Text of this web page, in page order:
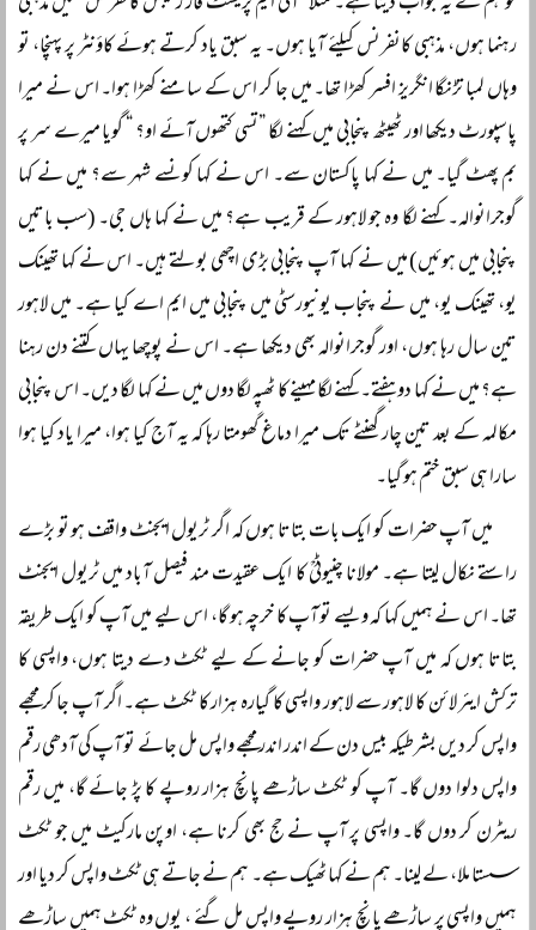
رہنما ہوں، مذہبی کانفرنس کیلئے آیا ہوں۔ یہ سبق یاد کرتے ہوئے کاؤنٹر پر پہنچا، تو
وہاں لمبا تڑنگا انگریز افسر کھڑا تھا۔ میں جا کر اس کے سامنے کھڑا ہوا۔ اس نے میرا
پاسپورٹ دیکھا اور ٹھیٹھ پنجابی میں کہنے لگا ”تسی کتھوں آئے او؟ “ گویا میرے سر پر
بم پھٹ گیا۔ میں نے کہا پاکستان سے۔ اس نے کہا کونسے شہر سے؟ میں نے کہا
گوجرانوالہ۔ کہنے لگا وہ جو لاہور کے قریب ہے؟ میں نے کہا ہاں جی۔ (سب باتیں
پنجابی میں ہوئیں) میں نے کہا آپ پنجابی بڑی اچھی بولتے ہیں۔ اس نے کہا تھینک
یو، تھینک یو، میں نے پنجاب یونیورسٹی میں پنجابی میں ایم اے کیا ہے۔ میں لاہور
تین سال رہا ہوں، اور گوجرانوالہ بھی دیکھا ہے۔ اس نے پوچھا یہاں کتنے دن رہنا
ہے؟ میں نے کہا دو ہفتے۔ کہنے لگا مہینے کا ٹھپہ لگا دوں میں نے کہا لگا دیں۔ اس پنجابی
مکالمہ کے بعد تین چار گھنٹے تک میرا دماغ گھومتا رہا کہ یہ آج کیا ہوا، میرا یاد کیا ہوا
سارا ہی سبق ختم ہو گیا۔
میں آپ حضرات کو ایک بات بتاتا ہوں کہ اگر ٹریول ایجنٹ واقف ہو تو بڑے
راستے نکال لیتا ہے۔ مولانا چنیوٹیؒ کا ایک عقیدت مند فیصل آباد میں ٹریول ایجنٹ
تھا۔ اس نے ہمیں کہا کہ ویسے تو آپ کا خرچہ ہو گا، اس لیے میں آپ کو ایک طریقہ
بتاتا ہوں کہ میں آپ حضرات کو جانے کے لیے ٹکٹ دے دیتا ہوں، واپسی کا
ترکش ایئر لائن کا لاہور سے لاہور واپسی کا گیارہ ہزار کا ٹکٹ ہے۔ اگر آپ جا کر مجھے
واپس کر دیں بشرطیکہ بیس دن کے اندر اندر مجھے واپس مل جائے تو آپ کی آدھی رقم
واپس دلوا دوں گا۔ آپ کو ٹکٹ ساڑھے پانچ ہزار روپے کا پڑ جائے گا، میں رقم
ریٹرن کر دوں گا۔ واپسی پر آپ نے حج بھی کرنا ہے، اوپن مارکیٹ میں جو ٹکٹ
سستا ملا، لے لینا۔ ہم نے کہا ٹھیک ہے۔ ہم نے جاتے ہی ٹکٹ واپس کر دیا اور
ہمیں واپسی پر ساڑھے پانچ ہزار روپے واپس مل گئے ، یوں وہ ٹکٹ ہمیں ساڑھے